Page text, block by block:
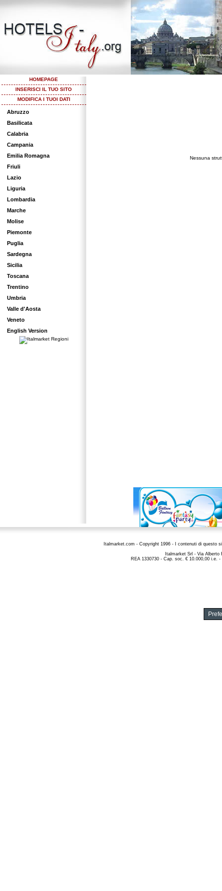
HOMEPAGE
INSERISCI IL TUO SITO
MODIFICA I TUOI DATI
Abruzzo
Basilicata
Calabria
Campania
Emilia Romagna
Friuli
Lazio
Liguria
Lombardia
Marche
Molise
Piemonte
Puglia
Sardegna
Sicilia
Toscana
Trentino
Umbria
Valle d'Aosta
Veneto
English Version
Nessuna
Italmarket.com - Copyright 1996 - I contenuti di questo
Italmarket Srl - Via
REA 1330730 - Cap. soc. € 10.000,00 i.e.